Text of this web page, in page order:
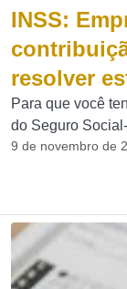
INSS:
resolver
Para que você
do Seguro
9 de novembro de